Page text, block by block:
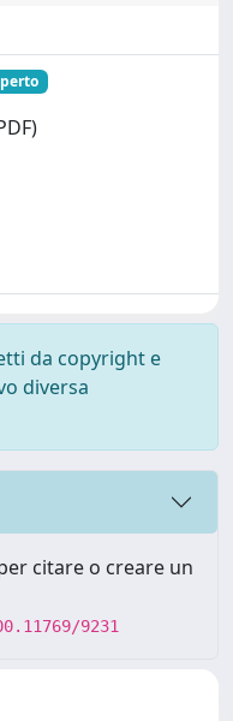
da copyright e
diversa
citare o creare un
9231